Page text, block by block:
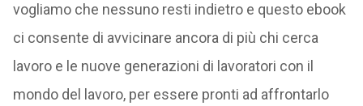
vogliamo che nessuno resti indietro e questo ebook
ci consente di avvicinare ancora di più chi cerca
lavoro e le nuove generazioni di lavoratori con il
mondo del lavoro, per essere pronti ad affrontarlo